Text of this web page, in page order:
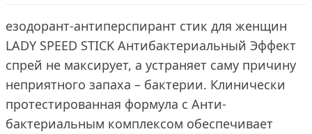
езодорант-антиперспирант стик для женщин
LADY SPEED STICK Антибактериальный Эффект
спрей не максирует, а устраняет саму причину
неприятного запаха – бактерии. Клинически
протестированная формула с Анти-
бактериальным комплексом обеспечивает